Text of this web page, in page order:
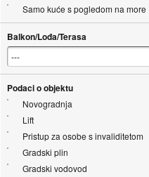
Samo kuće s pogledom na more
Balkon/Lođa/Terasa
Podaci o objektu
Novogradnja
Lift
Pristup za osobe s invaliditetom
Gradski plin
Gradski vodovod